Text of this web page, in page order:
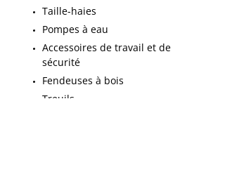
Taille-haies
Pompes à eau
Accessoires de travail et de
sécurité
Fendeuses à bois
Treuils